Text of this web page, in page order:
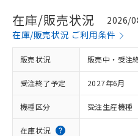
在庫/販売状況
2026/
在庫/販売状況 ご利用条件
販売状況 販売中・受注
受注終了予定 2027年6月
機種区分 受注生産機種
在庫状況